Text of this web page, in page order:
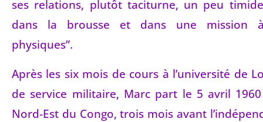
ses relations, plutôt taciturne, un peu
dans la brousse et dans une mission
physiques”.
Après les six mois de cours à l’université de
de service militaire, Marc part le 5 avril
Nord-Est du Congo, trois mois avant